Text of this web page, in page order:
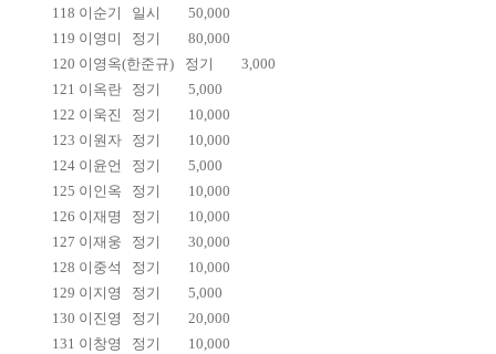
118 이순기 일시
50,000
119 이영미 정기
80,000
120 이영옥(한준규) 정기
3,000
121 이옥란 정기
5,000
122 이욱진 정기
10,000
123 이원자 정기
10,000
124 이윤언 정기
5,000
125 이인옥 정기
10,000
126 이재명 정기
10,000
127 이재웅 정기
30,000
128 이중석 정기
10,000
129 이지영 정기
5,000
130 이진영 정기
20,000
131 이창영 정기
10,000